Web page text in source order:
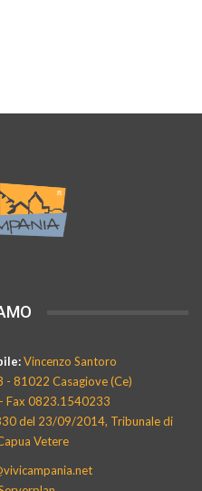
Vincenzo Santoro
- 81022 Casagiove (Ce)
Fax 0823.1540233
del 23/09/2014, Tribunale di
Vetere